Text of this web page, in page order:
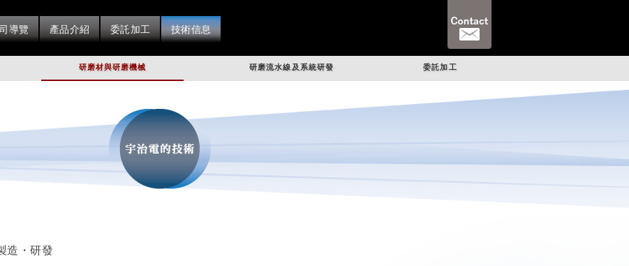
導覽 產品介紹 委託加工 技術信息
研磨材與研磨機械 研磨流水線及系統研發 委託加工
造・研發